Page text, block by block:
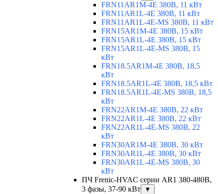
FRN11AR1M-4E 380В, 11 кВт
FRN11AR1L-4E 380В, 11 кВт
FRN11AR1L-4E-MS 380В, 11 кВт
FRN15AR1M-4E 380В, 15 кВт
FRN15AR1L-4E 380В, 15 кВт
FRN15AR1L-4E-MS 380В, 15
кВт
FRN18.5AR1M-4E 380В, 18,5
кВт
FRN18.5AR1L-4E 380В, 18,5 кВт
FRN18.5AR1L-4E-MS 380В, 18,5
кВт
FRN22AR1M-4E 380В, 22 кВт
FRN22AR1L-4E 380В, 22 кВт
FRN22AR1L-4E-MS 380В, 22
кВт
FRN30AR1M-4E 380В, 30 кВт
FRN30AR1L-4E 380В, 30 кВт
FRN30AR1L-4E-MS 380В, 30
кВт
ПЧ Frenic-HVAC серии AR1 380-480В,
3 фазы, 37-90 кВт
▼